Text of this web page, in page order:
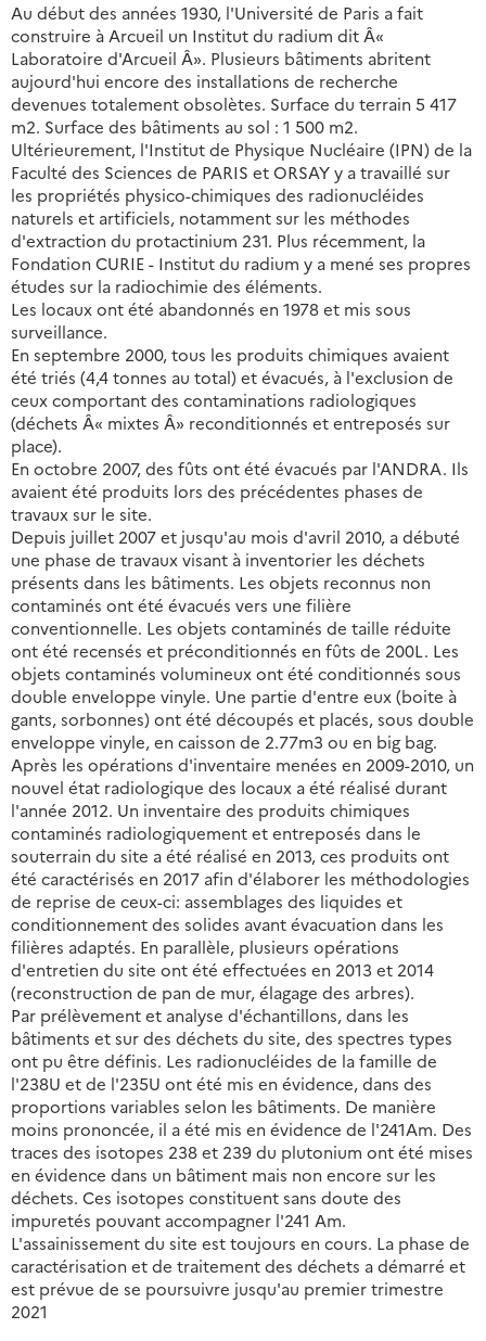
Au début des années 1930, l'Université de Paris a fait
construire à Arcueil un Institut du radium dit Â«
Laboratoire d'Arcueil Â». Plusieurs bâtiments abritent
aujourd'hui encore des installations de recherche
devenues totalement obsolètes. Surface du terrain 5 417
m2. Surface des bâtiments au sol : 1 500 m2.
Ultérieurement, l'Institut de Physique Nucléaire (IPN) de la
Faculté des Sciences de PARIS et ORSAY y a travaillé sur
les propriétés physico-chimiques des radionucléides
naturels et artificiels, notamment sur les méthodes
d'extraction du protactinium 231. Plus récemment, la
Fondation CURIE - Institut du radium y a mené ses propres
études sur la radiochimie des éléments.
Les locaux ont été abandonnés en 1978 et mis sous
surveillance.
En septembre 2000, tous les produits chimiques avaient
été triés (4,4 tonnes au total) et évacués, à l'exclusion de
ceux comportant des contaminations radiologiques
(déchets Â« mixtes Â» reconditionnés et entreposés sur
place).
En octobre 2007, des fûts ont été évacués par l'ANDRA. Ils
avaient été produits lors des précédentes phases de
travaux sur le site.
Depuis juillet 2007 et jusqu'au mois d'avril 2010, a débuté
une phase de travaux visant à inventorier les déchets
présents dans les bâtiments. Les objets reconnus non
contaminés ont été évacués vers une filière
conventionnelle. Les objets contaminés de taille réduite
ont été recensés et préconditionnés en fûts de 200L. Les
objets contaminés volumineux ont été conditionnés sous
double enveloppe vinyle. Une partie d'entre eux (boite à
gants, sorbonnes) ont été découpés et placés, sous double
enveloppe vinyle, en caisson de 2.77m3 ou en big bag.
Après les opérations d'inventaire menées en 2009-2010, un
nouvel état radiologique des locaux a été réalisé durant
l'année 2012. Un inventaire des produits chimiques
contaminés radiologiquement et entreposés dans le
souterrain du site a été réalisé en 2013, ces produits ont
été caractérisés en 2017 afin d'élaborer les méthodologies
de reprise de ceux-ci: assemblages des liquides et
conditionnement des solides avant évacuation dans les
filières adaptés. En parallèle, plusieurs opérations
d'entretien du site ont été effectuées en 2013 et 2014
(reconstruction de pan de mur, élagage des arbres).
Par prélèvement et analyse d'échantillons, dans les
bâtiments et sur des déchets du site, des spectres types
ont pu être définis. Les radionucléides de la famille de
l'238U et de l'235U ont été mis en évidence, dans des
proportions variables selon les bâtiments. De manière
moins prononcée, il a été mis en évidence de l'241Am. Des
traces des isotopes 238 et 239 du plutonium ont été mises
en évidence dans un bâtiment mais non encore sur les
déchets. Ces isotopes constituent sans doute des
impuretés pouvant accompagner l'241 Am.
L'assainissement du site est toujours en cours. La phase de
caractérisation et de traitement des déchets a démarré et
est prévue de se poursuivre jusqu'au premier trimestre
2021